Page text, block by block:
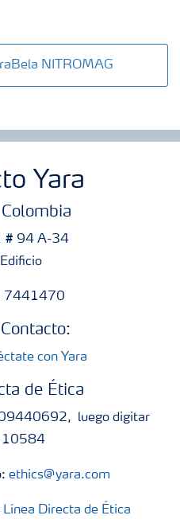
NITROMAG
Yara
# 94 A-34
7441470
con Yara
de Ética
luego digitar
10584
ethics@yara.com
Directa de Ética